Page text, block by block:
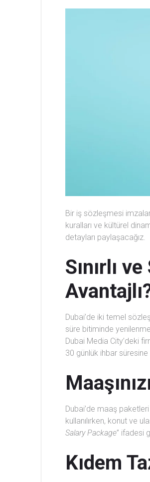
Bir iş sözleşmesi
kuralları ve kültürel
detayları paylaşacağız.
Sınırlı
Dubai’de iki temel
süre bitiminde
Dubai Media City’deki
30 günlük ihbar süresine
Dubai’de maaş
kullanılırken, konut ve
Salary Package” ifadesi
Kıdem